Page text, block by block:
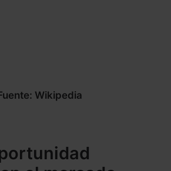
Wikipedia